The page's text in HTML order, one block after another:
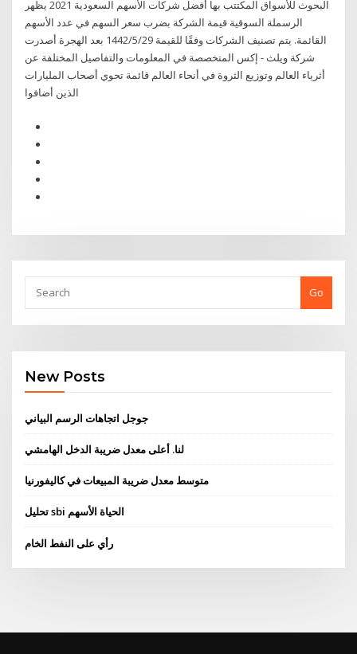
البحوث للأسواق المكتتب بها أفضل شركات الأسهم السعودية 2021 يظهر
الرسملة السوقية قيمة الشركة بضرب سعر السهم في عدد الأسهم
القائمة. يتم تصنيف الشركات وفقًا للقيمة 29‏‏/5‏‏/1442 بعد الهجرة أصدرت
شركة ويلث - إكس المتخصصة في المعلومات والتفاصيل المختلفة عن
أثرياء العالم وتوزيع الثروة في أنحاء العالم قائمة تحوي أصحاب المليارات
الذين أضافوا
Go
New Posts
جوجل اتجاهات الرسم البياني
لنا. أعلى معدل ضريبة الدخل الهامشي
متوسط ​​معدل ضريبة المبيعات في كاليفورنيا
تحليل sbi الحياة الأسهم
رأي على النفط الخام